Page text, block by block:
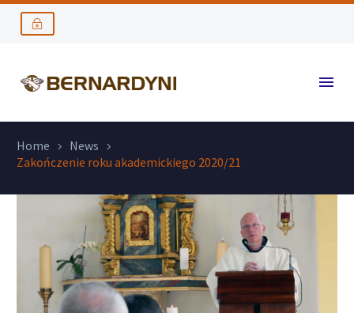
Home
News
Zakończenie roku akademickiego 2020/21